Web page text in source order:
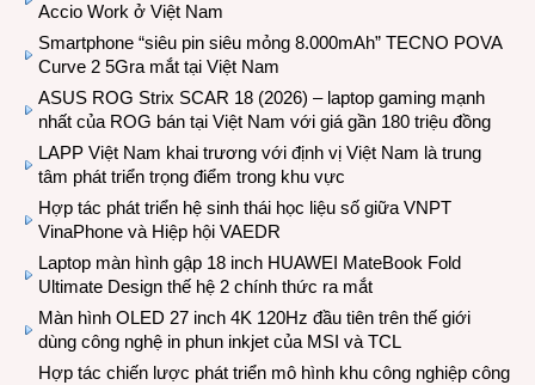
Accio Work ở Việt Nam
Smartphone “siêu pin siêu mỏng 8.000mAh” TECNO POVA
Curve 2 5Gra mắt tại Việt Nam
ASUS ROG Strix SCAR 18 (2026) – laptop gaming mạnh
nhất của ROG bán tại Việt Nam với giá gần 180 triệu đồng
LAPP Việt Nam khai trương với định vị Việt Nam là trung
tâm phát triển trọng điểm trong khu vực
Hợp tác phát triển hệ sinh thái học liệu số giữa VNPT
VinaPhone và Hiệp hội VAEDR
Laptop màn hình gập 18 inch HUAWEI MateBook Fold
Ultimate Design thế hệ 2 chính thức ra mắt
Màn hình OLED 27 inch 4K 120Hz đầu tiên trên thế giới
dùng công nghệ in phun inkjet của MSI và TCL
Hợp tác chiến lược phát triển mô hình khu công nghiệp công